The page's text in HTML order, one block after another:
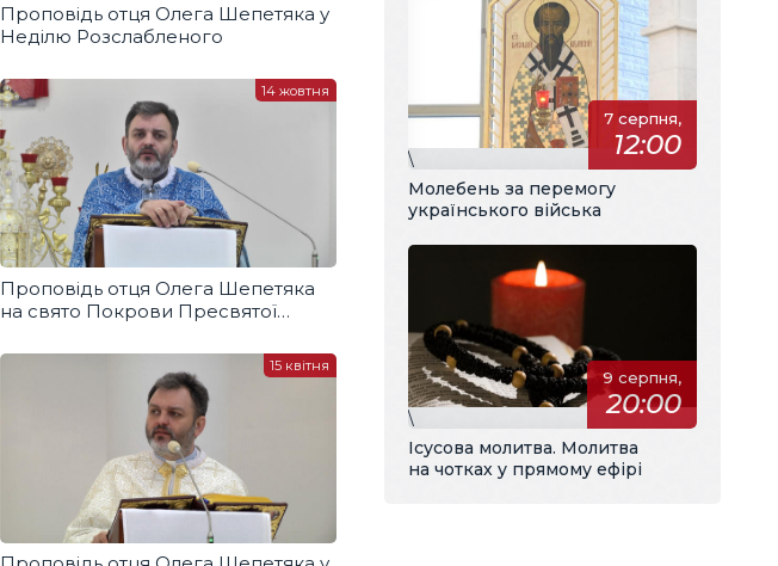
Проповідь отця Олега Шепетяка у
Неділю Розслабленого
Проповідь отця Олега Шепетяка
на свято Покрови Пресвятої
14 жовтня
15 квітня
7 серпня,
12:00
\
Молебень за перемогу
українського війська
9 серпня,
20:00
\
Ісусова молитва. Молитва
на чотках у прямому ефірі